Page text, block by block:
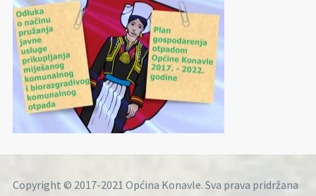
Copyright © 2017-2021 Općina Konavle. Sva prava pridržana